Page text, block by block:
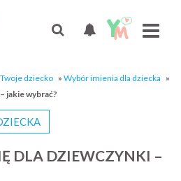
Twoje dziecko » Wybór imienia dla dziecka »
jakie wybrać?
DLA DZIEWCZYNKI –